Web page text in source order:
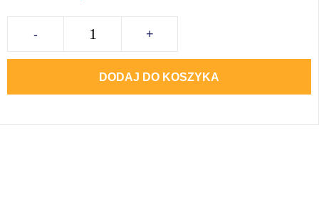
- +
DODAJ DO KOSZYKA